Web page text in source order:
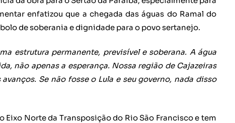
enfatizou que a chegada das águas do Ramal do
de soberania e dignidade para o povo sertanejo.
estrutura permanente, previsível e soberana. A água
não apenas a esperança. Nossa região de Cajazeiras
Se não fosse o Lula e seu governo, nada disso
Norte da Transposição do Rio São Francisco e tem